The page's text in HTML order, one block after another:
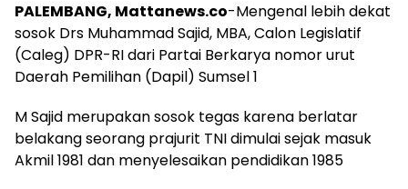
PALEMBANG, Mattanews.co-Mengenal lebih dekat
sosok Drs Muhammad Sajid, MBA, Calon Legislatif
(Caleg) DPR-RI dari Partai Berkarya nomor urut
Daerah Pemilihan (Dapil) Sumsel 1
M Sajid merupakan sosok tegas karena berlatar
belakang seorang prajurit TNI dimulai sejak masuk
Akmil 1981 dan menyelesaikan pendidikan 1985